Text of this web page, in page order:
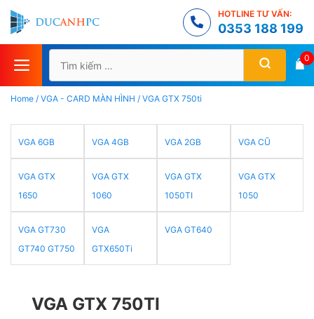
Chuyển
đến
nội
dung
HOTLINE TƯ VẤN:
0353 188 199
Tìm
kiếm
cho:
0
Home / VGA - CARD MÀN HÌNH / VGA GTX 750ti
VGA 6GB VGA 4GB VGA 2GB VGA CŨ
VGA GTX
1650
VGA GTX
1060
VGA GTX
1050TI
VGA GTX
1050
VGA GT730
GT740 GT750
VGA
GTX650Ti
VGA GT640
VGA GTX 750TI